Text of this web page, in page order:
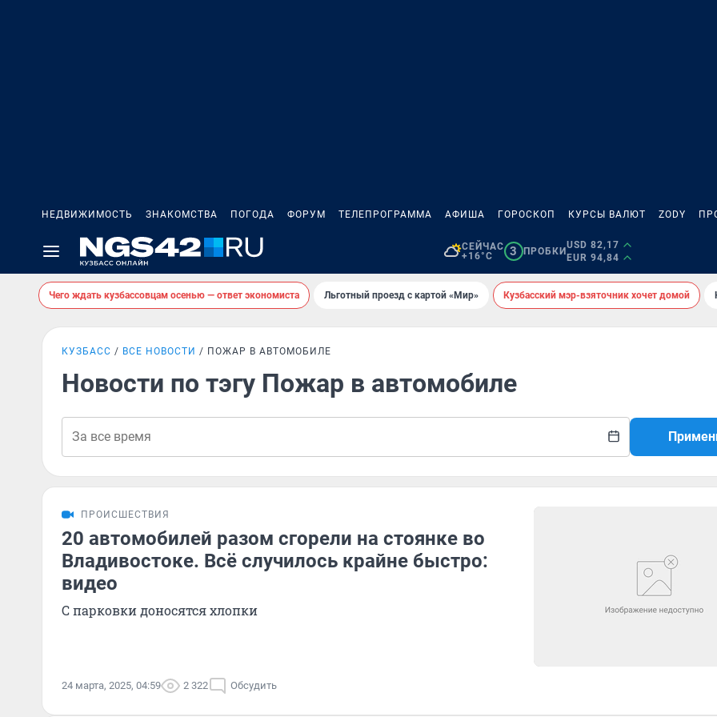
НЕДВИЖИМОСТЬ ЗНАКОМСТВА ПОГОДА ФОРУМ ТЕЛЕПРОГРАММА АФИША ГОРОСКОП КУРСЫ ВАЛЮТ ZODY
СЕЙЧАС
+16°C
3 ПРОБКИ
USD 82,17
EUR 94,84
Чего ждать кузбассовцам осенью — ответ экономиста Льготный проезд с картой «Мир» Кузбасский мэр-взяточник хочет домой
КУЗБАСС ВСЕ НОВОСТИ ПОЖАР В АВТОМОБИЛЕ
Новости по тэгу Пожар в автомобиле
ПРОИСШЕСТВИЯ
20 автомобилей разом сгорели на стоянке во
Владивостоке. Всё случилось крайне быстро:
видео
С парковки доносятся хлопки
24 марта, 2025, 04:59 2 322 Обсудить